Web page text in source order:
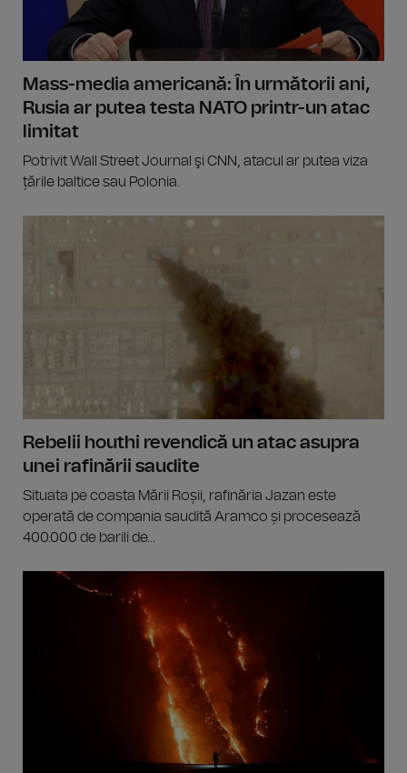
Mass-media americană: În următorii ani,
Rusia ar putea testa NATO printr-un atac
limitat
Potrivit Wall Street Journal şi CNN, atacul ar putea viza
țările baltice sau Polonia.
Rebelii houthi revendică un atac asupra
unei rafinării saudite
Situata pe coasta Mării Roșii, rafinăria Jazan este
operată de compania saudită Aramco și procesează
400.000 de barili de...